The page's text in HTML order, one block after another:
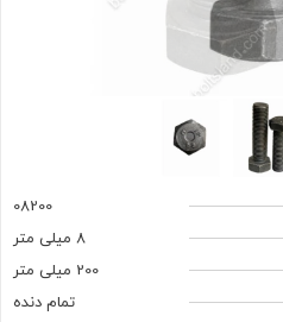
08200
8 میلی متر
200 میلی متر
تمام دنده